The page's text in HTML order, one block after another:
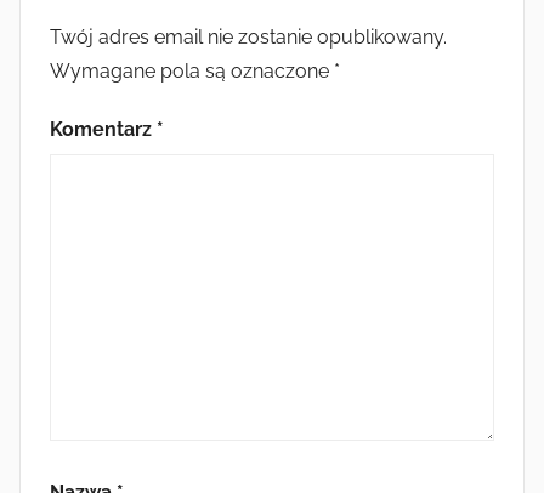
Twój adres email nie zostanie opublikowany.
Wymagane pola są oznaczone *
Komentarz *